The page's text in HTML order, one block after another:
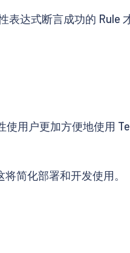
达式断言成功的 Rule
用户更加方便地使用
简化部署和开发使用。